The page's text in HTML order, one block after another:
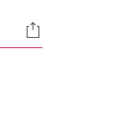
Socials